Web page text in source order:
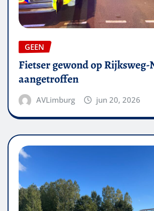
GEEN
Fietser gewond op
aangetroffen
AVLimburg jun 20, 2026